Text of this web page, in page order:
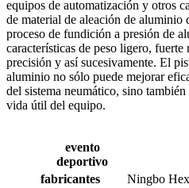
equipos de automatización y otros
de material de aleación de aluminio
proceso de fundición a presión de
características de peso ligero, fuerte
precisión y así sucesivamente. El
aluminio no sólo puede mejorar
del sistema neumático, sino
vida útil del equipo.
evento
deportivo
fabricantes
Ningbo